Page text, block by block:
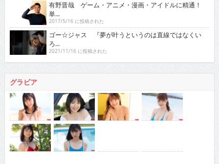
有野晋哉 ゲーム・アニメ・漫画・アイドルに精通！
単...
2017/5/16 に投稿された
ゴー☆ジャス 『夢が叶うというのは直線ではなくい
ろ...
2021/11/16 に投稿された
グラビア